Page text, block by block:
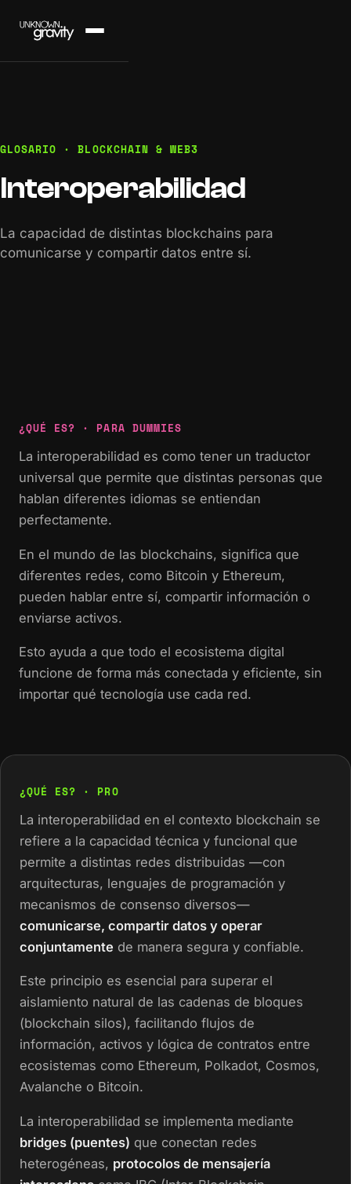
GLOSARIO · BLOCKCHAIN & WEB3
Interoperabilidad
La capacidad de distintas blockchains para
comunicarse y compartir datos entre sí.
¿QUÉ ES? · PARA DUMMIES
La interoperabilidad es como tener un traductor
universal que permite que distintas personas que
hablan diferentes idiomas se entiendan
perfectamente.
En el mundo de las blockchains, significa que
diferentes redes, como Bitcoin y Ethereum,
pueden hablar entre sí, compartir información o
enviarse activos.
Esto ayuda a que todo el ecosistema digital
funcione de forma más conectada y eficiente, sin
importar qué tecnología use cada red.
¿QUÉ ES? · PRO
La interoperabilidad en el contexto blockchain se
refiere a la capacidad técnica y funcional que
permite a distintas redes distribuidas —con
arquitecturas, lenguajes de programación y
mecanismos de consenso diversos—
comunicarse, compartir datos y operar
conjuntamente de manera segura y confiable.
Este principio es esencial para superar el
aislamiento natural de las cadenas de bloques
(blockchain silos), facilitando flujos de
información, activos y lógica de contratos entre
ecosistemas como Ethereum, Polkadot, Cosmos,
Avalanche o Bitcoin.
La interoperabilidad se implementa mediante
bridges (puentes) que conectan redes
heterogéneas, protocolos de mensajería